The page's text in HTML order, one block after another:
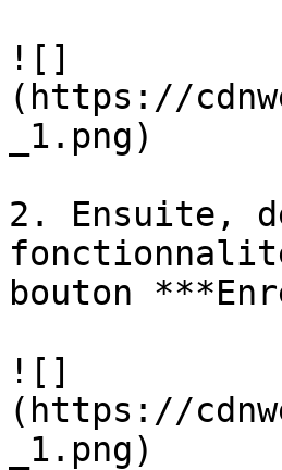
![]
(https://
_1.png)
2. Ensuite,
bouton
![]
(https://
_1.png)